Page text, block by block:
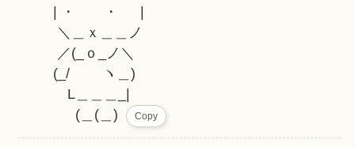
| ・ ・ |
＼＿ｘ＿＿ノ
／(_ｏ_ノ＼
(_/ ヽ＿)
L＿＿＿_|
(＿(＿)
Copy